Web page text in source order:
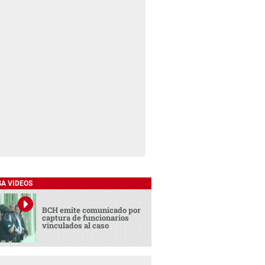
VIDEOS
BCH emite comunicado por
captura de funcionarios
vinculados al caso